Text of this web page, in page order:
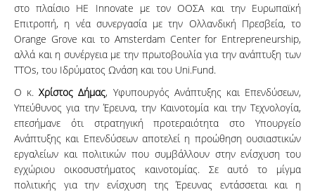
στο πλαίσιο HE Innovate με τον ΟΟΣΑ και την Ευρωπαϊκή
Επιτροπή, η νέα συνεργασία με την Ολλανδική Πρεσβεία, το
Orange Grove και το Amsterdam Center for Entrepreneurship,
αλλά και η συνέργεια με την πρωτοβουλία για την ανάπτυξη των
TTOs, του Ιδρύματος Ωνάση και του Uni.Fund.
Ο κ.Χρίστος Δήμας, Υφυπουργός Ανάπτυξης και Επενδύσεων,
Υπεύθυνος για την Έρευνα, την Καινοτομία και την Τεχνολογία,
επεσήμανε ότι στρατηγική προτεραιότητα στο Υπουργείο
Ανάπτυξης και Επενδύσεων αποτελεί η προώθηση ουσιαστικών
εργαλείων και πολιτικών που συμβάλλουν στην ενίσχυση του
εγχώριου οικοσυστήματος καινοτομίας. Σε αυτό το μίγμα
πολιτικής για την ενίσχυση της Έρευνας εντάσσεται και η